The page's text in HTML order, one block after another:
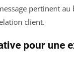
pertinent au
client.
pour une